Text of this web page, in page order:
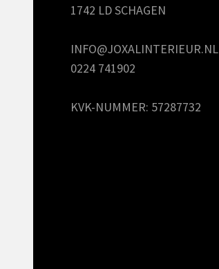
1742 LD SCHAGEN
INFO@JOXALINTERIEUR.NL
0224 741902
KVK-NUMMER: 57287732